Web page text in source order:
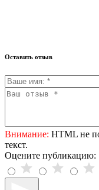
Оставить отзыв
Внимание: HTML не
текст.
Оцените публикацию: